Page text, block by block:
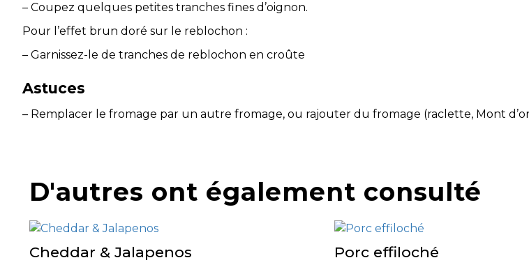
– Coupez quelques petites tranches fines d’oignon.
Pour l’effet brun doré sur le reblochon :
– Garnissez-le de tranches de reblochon en croûte
Astuces
– Remplacer le fromage par un autre fromage, ou rajouter du fromage (raclette, Mont
D'autres ont également consulté
Cheddar & Jalapenos Porc effiloché